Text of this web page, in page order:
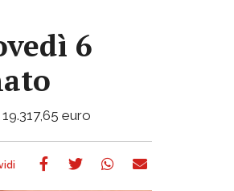
6
euro